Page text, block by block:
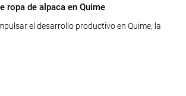
ropa de alpaca en Quime
el desarrollo productivo en Quime, la